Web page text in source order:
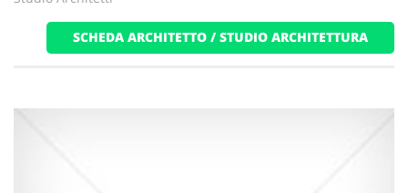
SCHEDA ARCHITETTO / STUDIO ARCHITETTURA